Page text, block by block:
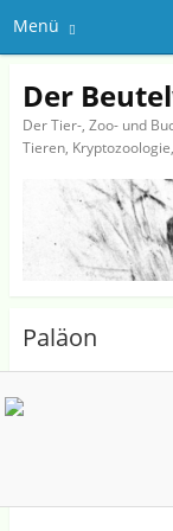
Menü
Der
Der Tier-, Zoo- und
Tieren,
Paläon